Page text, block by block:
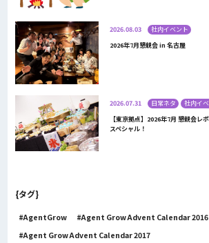
2026.08.03
社内イベント
2026年7月懇親会 in 名古屋
2026.07.31 日常ネタ
社内イ
【東京拠点】2026年7月 懇親会レ
スペシャル！
{タグ}
AgentGrow
Agent Grow Advent Calendar 2016
Agent Grow Advent Calendar 2017